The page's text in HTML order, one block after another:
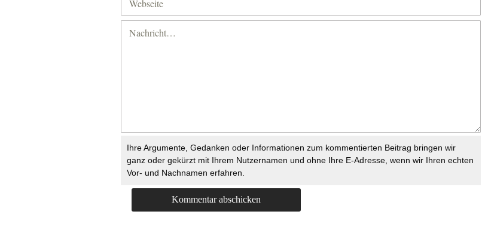
Ihre Argumente, Gedanken oder Informationen zum kommentierten Beitrag bringen wir
ganz oder gekürzt mit Ihrem Nutzernamen und ohne Ihre E-Adresse, wenn wir Ihren echten
Vor- und Nachnamen erfahren.